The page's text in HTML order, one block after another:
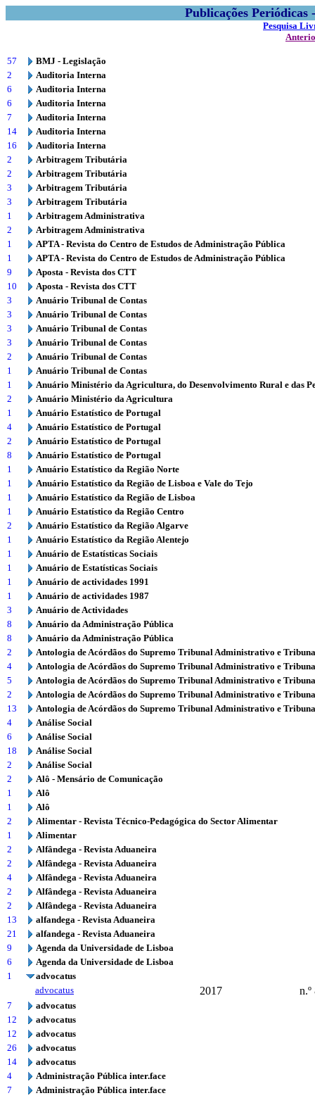
Publicações
Pesquisa
57
BMJ - Legislação
2
Auditoria Interna
6
Auditoria Interna
6
Auditoria Interna
7
Auditoria Interna
14
Auditoria Interna
16
Auditoria Interna
2
Arbitragem Tributária
2
Arbitragem Tributária
3
Arbitragem Tributária
3
Arbitragem Tributária
1
Arbitragem Administrativa
2
Arbitragem Administrativa
1
APTA - Revista do Centro de Estudos de Administração Pública
1
APTA - Revista do Centro de Estudos de Administração Pública
9
Aposta - Revista dos CTT
10
Aposta - Revista dos CTT
3
Anuário Tribunal de Contas
3
Anuário Tribunal de Contas
3
Anuário Tribunal de Contas
3
Anuário Tribunal de Contas
2
Anuário Tribunal de Contas
1
Anuário Tribunal de Contas
1
Anuário Ministério da Agricultura, do Desenvolvimento Rural e das
2
Anuário Ministério da Agricultura
1
Anuário Estatístico de Portugal
4
Anuário Estatístico de Portugal
2
Anuário Estatístico de Portugal
8
Anuário Estatístico de Portugal
1
Anuário Estatístico da Região Norte
1
Anuário Estatístico da Região de Lisboa e Vale do Tejo
1
Anuário Estatístico da Região de Lisboa
1
Anuário Estatístico da Região Centro
2
Anuário Estatístico da Região Algarve
1
Anuário Estatístico da Região Alentejo
1
Anuário de Estatísticas Sociais
1
Anuário de Estatísticas Sociais
1
Anuário de actividades 1991
1
Anuário de actividades 1987
3
Anuário de Actividades
8
Anuário da Administração Pública
8
Anuário da Administração Pública
2
Antologia de Acórdãos do Supremo Tribunal Administrativo e
4
Antologia de Acórdãos do Supremo Tribunal Administrativo e
5
Antologia de Acórdãos do Supremo Tribunal Administrativo e
2
Antologia de Acórdãos do Supremo Tribunal Administrativo e
13
Antologia de Acórdãos do Supremo Tribunal Administrativo e
4
Análise Social
6
Análise Social
18
Análise Social
2
Análise Social
2
Alô - Mensário de Comunicação
1
Alô
1
Alô
2
Alimentar - Revista Técnico-Pedagógica do Sector Alimentar
1
Alimentar
2
Alfândega - Revista Aduaneira
2
Alfândega - Revista Aduaneira
4
Alfândega - Revista Aduaneira
2
Alfândega - Revista Aduaneira
2
Alfândega - Revista Aduaneira
13
alfandega - Revista Aduaneira
21
alfandega - Revista Aduaneira
9
Agenda da Universidade de Lisboa
6
Agenda da Universidade de Lisboa
1
advocatus
advocatus
2017 n.º
7
advocatus
12
advocatus
12
advocatus
26
advocatus
14
advocatus
4
Administração Pública inter.face
7
Administração Pública inter.face